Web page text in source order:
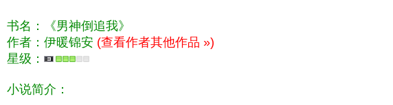
书名：《男神倒追我》
作者：伊暖锦安 (查看作者其他作品 »)
星级：
小说简介：